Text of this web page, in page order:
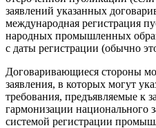
заявлений указанных
международная регистра­ция
народных промышленных
с даты реги­страции (обычно
Договаривающиеся стороны
заявления, в ко­торых могут
требования, предъявляемые к
гармонизации нацио­нального
системой регистрации